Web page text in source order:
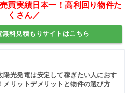
買実績日本一！高利回り物件た
くさん／
無料見積もりサイトはこちら
陽光発電は安定して稼ぎたい人におす
メリットデメリットと物件の選び方